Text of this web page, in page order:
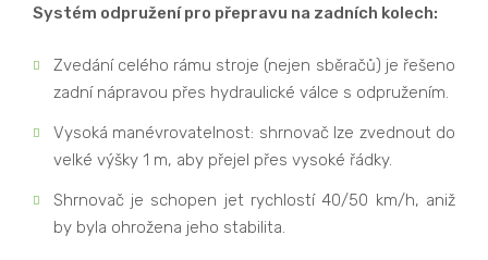
Systém odpružení pro přepravu na zadních kolech:
Zvedání celého rámu stroje (nejen sběračů) je řešeno
zadní nápravou přes hydraulické válce s odpružením.
Vysoká manévrovatelnost: shrnovač lze zvednout do
velké výšky 1 m, aby přejel přes vysoké řádky.
Shrnovač je schopen jet rychlostí 40/50 km/h, aniž
by byla ohrožena jeho stabilita.